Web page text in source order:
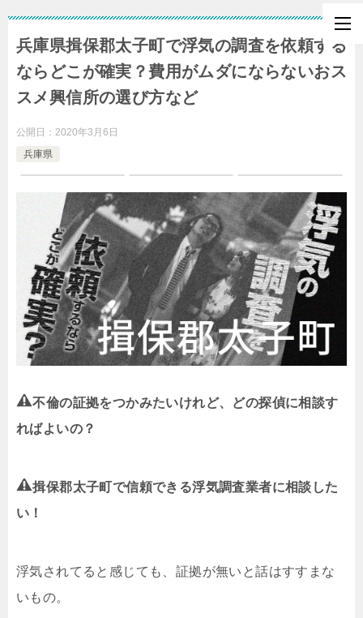
兵庫県揖保郡太子町で浮気の調査を依頼する
ならどこが確実？費用がムダにならないおス
スメ興信所の選び方など
公開日： 2020年3月6日
兵庫県
不倫の証拠をつかみたいけれど、どの探偵に相談す
ればよいの？
揖保郡太子町で信頼できる浮気調査業者に相談した
い！
浮気されてると感じても、証拠が無いと話はすすまな
いもの。